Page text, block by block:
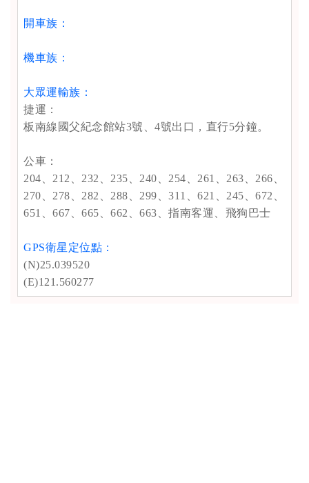
開車族：
機車族：
大眾運輸族：
捷運：
板南線國父紀念館站3號、4號出口，直行5分鐘。
公車：
204、212、232、235、240、254、261、263、266、
270、278、282、288、299、311、621、245、672、
651、667、665、662、663、指南客運、飛狗巴士
GPS衛星定位點：
(N)25.039520
(E)121.560277